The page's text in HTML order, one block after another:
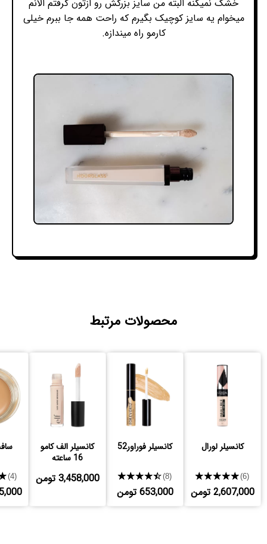
خشک نمیکنه البته من سایز بزرگش رو ازتون گرفتم الانم
میخوام یه سایز کوچیک بگیرم که راحت همه جا ببرم خیلی
کارمو راه میندازه.
محصولات مرتبط
کانسیلر لورال
★★★★★(6)
2,607,000 تومن
کانسیلر فوراور52
★★★★★(8)
653,000 تومن
کانسیلر الف کامو
16 ساعته
3,458,000 تومن (4)